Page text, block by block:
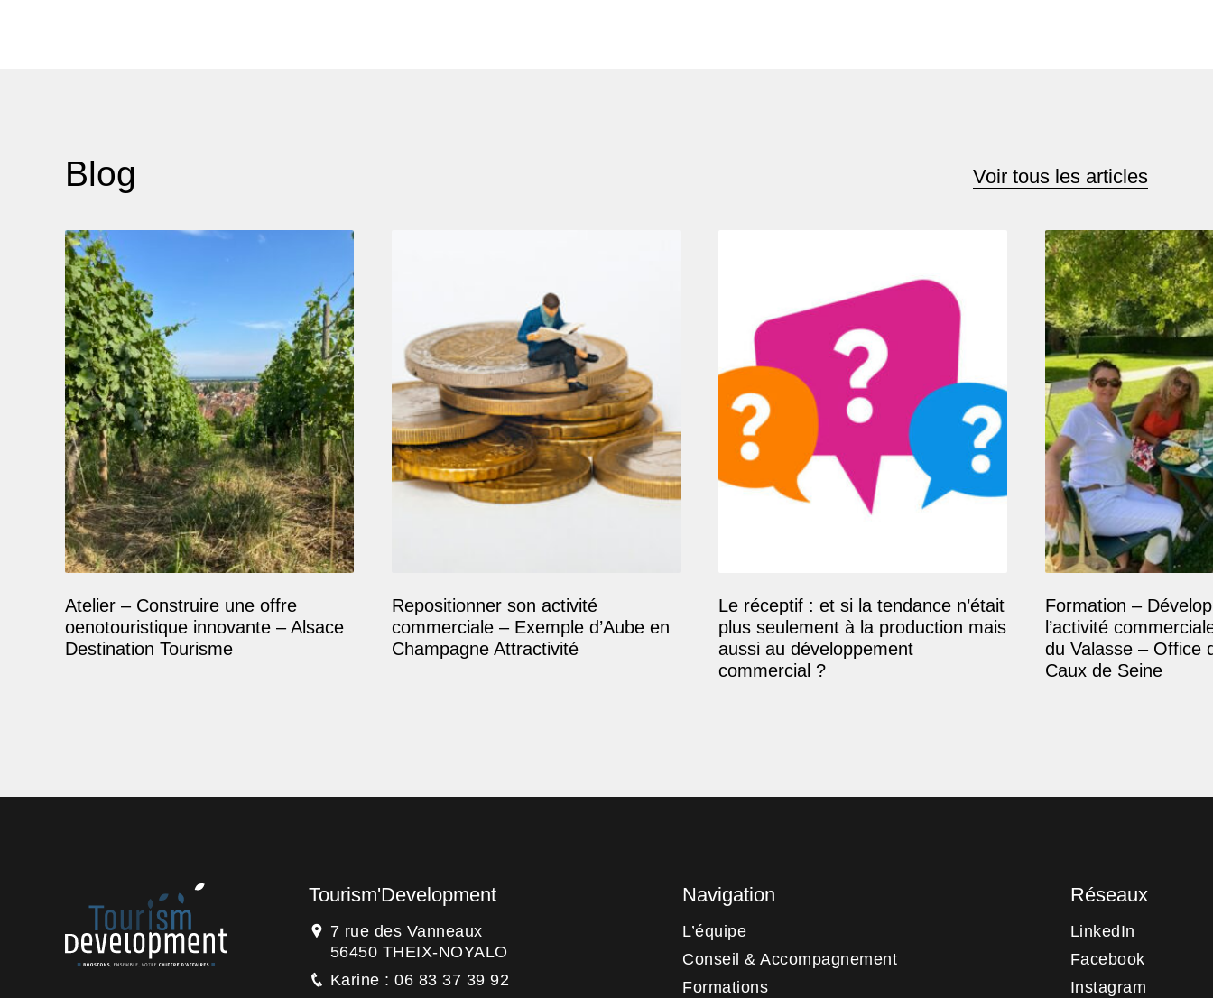
Blog Voir tous les articles
Atelier – Construire une offre
oenotouristique innovante – Alsace
Destination Tourisme
Repositionner son activité
commerciale – Exemple d’Aube en
Champagne Attractivité
Le réceptif : et si la tendance n’était
plus seulement à la production mais
aussi au développement
commercial ?
Formation –
l’activité
du Valasse – Office
Caux de Seine
Tourism'Development
7 rue des Vanneaux
56450 THEIX-NOYALO
Karine : 06 83 37 39 92
Navigation
L’équipe
Conseil & Accompagnement
Formations
Réseaux
LinkedIn
Facebook
Instagram